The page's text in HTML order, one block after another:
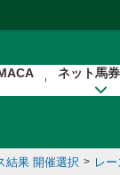
ネット馬
結果 開催選択 > レ